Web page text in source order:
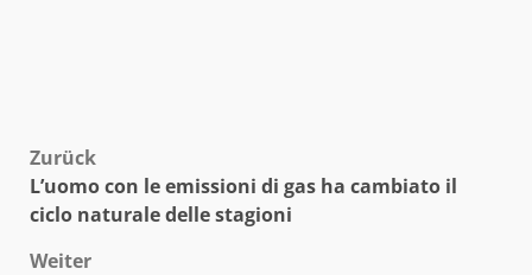
Beitragsnavigation
Zurück
L’uomo con le emissioni di gas ha cambiato il
ciclo naturale delle stagioni
Weiter